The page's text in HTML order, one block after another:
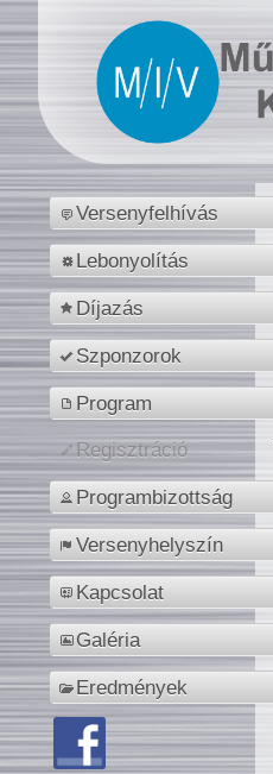
Versenyfelhívás
Lebonyolítás
Díjazás
Szponzorok
Program
Regisztráció
Programbizottság
Versenyhelyszín
Kapcsolat
Galéria
Eredmények